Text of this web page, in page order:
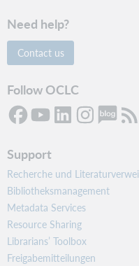
Need help?
Contact us
Follow OCLC
Support
Recherche und
Bibliotheksmanagement
Metadata Services
Resource Sharing
Librarians’ Toolbox
Freigabemitteilungen